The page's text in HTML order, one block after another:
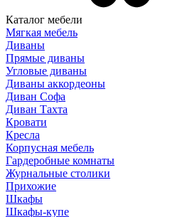
Каталог мебели
Мягкая мебель
Диваны
Прямые диваны
Угловые диваны
Диваны аккордеоны
Диван Софа
Диван Тахта
Кровати
Кресла
Корпусная мебель
Гардеробные комнаты
Журнальные столики
Прихожие
Шкафы
Шкафы-купе